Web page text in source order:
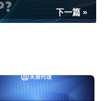
，为企业构建了一道
它的安全系数完全
须辅以复杂的密码策
号密码授权，并建议
下一篇 »